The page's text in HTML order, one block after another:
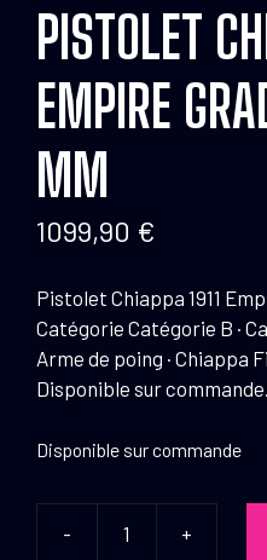
PISTOLET
EMPIRE
MM
1099,90 €
Pistolet Chiappa 1911
Catégorie Catégorie B ·
Arme de poing · Chiappa
Disponible sur commande.
Disponible sur commande
- +